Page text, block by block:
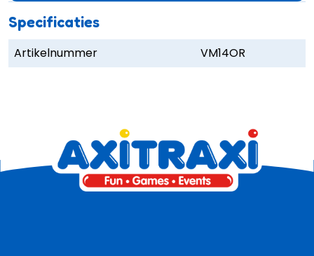
Specificaties
Artikelnummer VM14OR